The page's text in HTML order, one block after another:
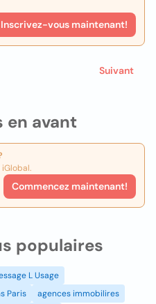
en avant
Commencez maintenant!
Inscrivez-vous maintenant!
Suivant
populaires
L Usage
Paris
agences immobilires